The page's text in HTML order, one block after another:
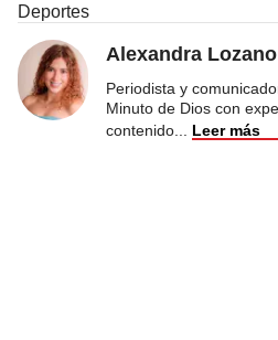
Deportes
Alexandra Lozano
Periodista y
Minuto de Dios con
contenido
Leer más